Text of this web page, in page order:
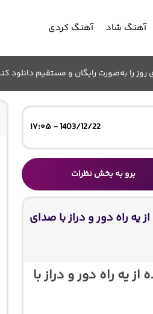
آهنگ شاد آهنگ کردی
را به‌صورت رایگان و مستقیم دانلود
1403/12/22 - ۱۷:۰۵
برو به بخش نظرات
یه راه دور و دراز با صدای
یه راه دور و دراز با